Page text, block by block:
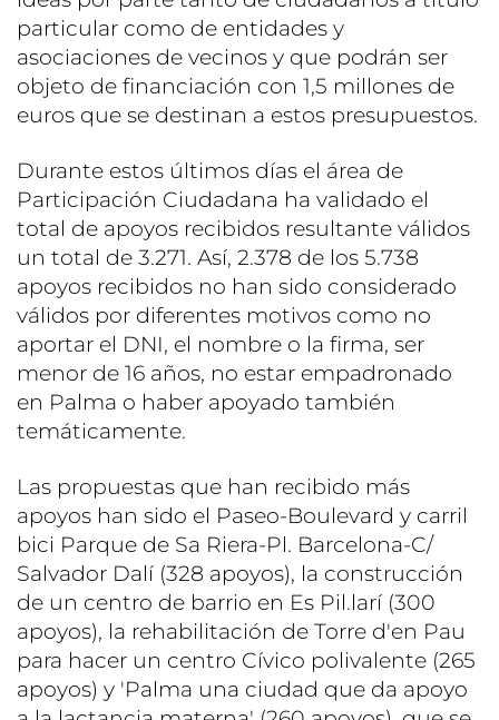
particular como de entidades y
asociaciones de vecinos y que podrán ser
objeto de financiación con 1,5 millones de
euros que se destinan a estos presupuestos.
Durante estos últimos días el área de
Participación Ciudadana ha validado el
total de apoyos recibidos resultante válidos
un total de 3.271. Así, 2.378 de los 5.738
apoyos recibidos no han sido considerado
válidos por diferentes motivos como no
aportar el DNI, el nombre o la firma, ser
menor de 16 años, no estar empadronado
en Palma o haber apoyado también
temáticamente.
Las propuestas que han recibido más
apoyos han sido el Paseo-Boulevard y carril
bici Parque de Sa Riera-Pl. Barcelona-C/
Salvador Dalí (328 apoyos), la construcción
de un centro de barrio en Es Pil.larí (300
apoyos), la rehabilitación de Torre d'en Pau
para hacer un centro Cívico polivalente (265
apoyos) y 'Palma una ciudad que da apoyo